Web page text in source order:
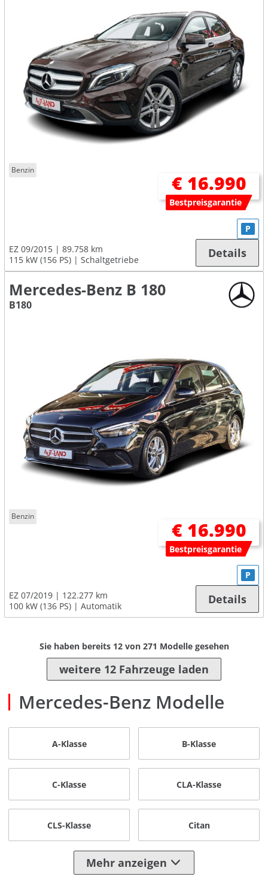
Benzin
€ 16.990
Bestpreisgarantie
EZ 09/2015
89.758 km
115 kW (156 PS)
Schaltgetriebe
P
Details
Mercedes-Benz B 180
B180
Benzin
€ 16.990
Bestpreisgarantie
EZ 07/2019
122.277 km
100 kW (136 PS)
Automatik
P
Details
Sie haben bereits 12von 271 Modelle gesehen
weitere 12 Fahrzeuge laden
Mercedes-Benz Modelle
A-Klasse B-Klasse
C-Klasse CLA-Klasse
CLS-Klasse Citan
Mehr anzeigen